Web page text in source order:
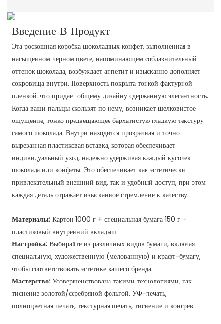
Введение В Продукт
Эта роскошная коробка шоколадных конфет, выполненная в
насыщенном черном цвете, напоминающем соблазнительный
оттенок шоколада, возбуждает аппетит и изысканно дополняет
сокровища внутри. Поверхность покрыта тонкой фактурной
пленкой, что придает общему дизайну сдержанную элегантность.
Когда ваши пальцы скользят по нему, возникает шелковистое
ощущение, тонко предвещающее бархатистую гладкую текстуру
самого шоколада. Внутри находится прозрачная и точно
вырезанная пластиковая вставка, которая обеспечивает
индивидуальный уход, надежно удерживая каждый кусочек
шоколада или конфеты. Это обеспечивает как эстетически
привлекательный внешний вид, так и удобный доступ, при этом
каждая деталь отражает изысканное стремление к качеству.
Материалы: Картон 1000 г + специальная бумага 150 г +
пластиковый внутренний вкладыш
Настройка: Выбирайте из различных видов бумаги, включая
специальную, художественную (мелованную) и крафт-бумагу,
чтобы соответствовать эстетике вашего бренда.
Мастерство: Усовершенствована такими технологиями, как
тиснение золотой/серебряной фольгой, УФ-печать,
полноцветная печать, текстурная печать, тиснение и конгрев.